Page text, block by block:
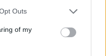
Outs
of myall'ozio e ai
per